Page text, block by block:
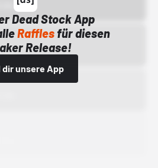
Dead Stock App
Rafflesfür diesen
Release!
dir unsere App
Uhr